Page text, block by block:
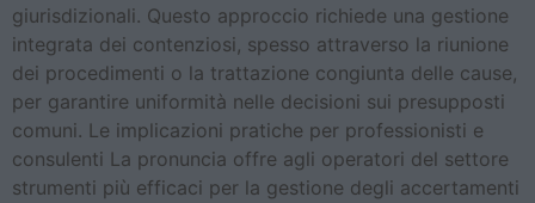
giurisdizionali. Questo approccio richiede una gestione
integrata dei contenziosi, spesso attraverso la riunione
dei procedimenti o la trattazione congiunta delle cause,
per garantire uniformità nelle decisioni sui presupposti
comuni. Le implicazioni pratiche per professionisti e
consulenti La pronuncia offre agli operatori del settore
strumenti più efficaci per la gestione degli accertamenti